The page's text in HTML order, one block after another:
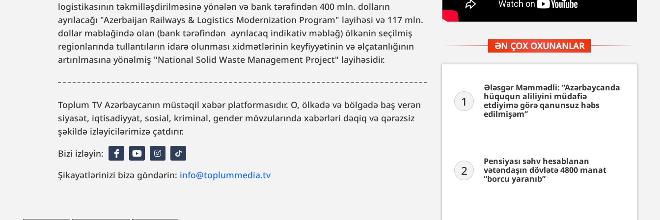
logistikasının təkmilləşdirilməsinə yönələn və bank tərəfindən 400 mln. dolların
ayrılacağı "Azerbaijan Railways & Logistics Modernization Program" layihəsi və 117 mln.
dollar məbləğində olan (bank tərəfindən ayrılacaq indikativ məbləğ) ölkənin seçilmiş
regionlarında tullantıların idarə olunması xidmətlərinin keyfiyyətinin və əlçatanlığının
artırılmasına yönəlmiş "National Solid Waste Management Project" layihəsidir.
Toplum TV Azərbaycanın müstəqil xəbər platformasıdır. O, ölkədə və bölgədə baş verən
siyasət, iqtisadiyyat, sosial, kriminal, gender mövzularında xəbərləri dəqiq və qərəzsiz
şəkildə izləyicilərimizə çatdırır.
Bizi izləyin:
Şikayətlərinizi bizə göndərin: info@toplummedia.tv
ƏN ÇOX OXUNANLAR
1
Ələsgər Məmmədli: “Azərbaycanda
hüququn aliliyini müdafiə
etdiyimə görə qanunsuz həbs
edilmişəm”
2
Pensiyası səhv hesablanan
vətəndaşın dövlətə 4800 manat
“borcu yaranıb”